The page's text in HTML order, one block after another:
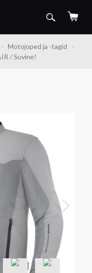
Motojoped ja -tagid
/ Suvine!